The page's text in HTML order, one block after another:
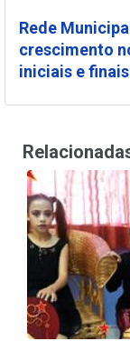
Rede
crescimento
iniciais e